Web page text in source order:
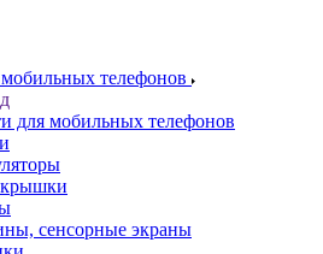
телефонов
для мобильных телефонов
сенсорные экраны